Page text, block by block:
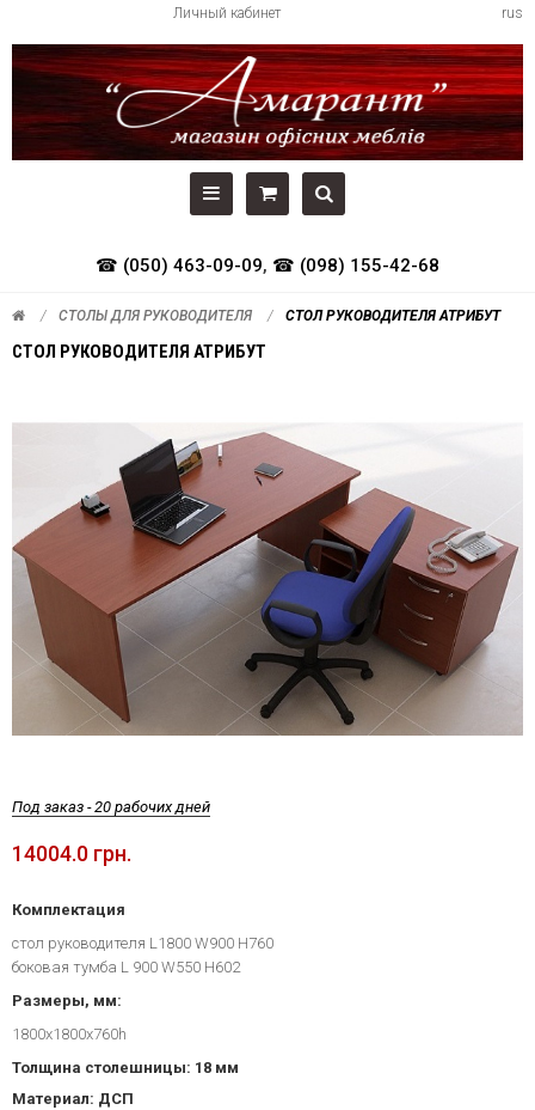
rus
Личный кабинет
☎ (050) 463-09-09, ☎ (098) 155-42-68
СТОЛЫ ДЛЯ РУКОВОДИТЕЛЯ СТОЛ РУКОВОДИТЕЛЯ АТРИБУТ
СТОЛ РУКОВОДИТЕЛЯ АТРИБУТ
Под заказ - 20 рабочих дней
14004.0 грн.
Комплектация
стол руководителя L1800 W900 H760
боковая тумба L 900 W550 H602
Размеры, мм:
1800x1800x760h
Толщина столешницы: 18 мм
Материал: ДСП